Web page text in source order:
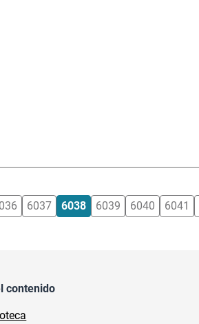
6037 6038 6039 6040 6041
contenido